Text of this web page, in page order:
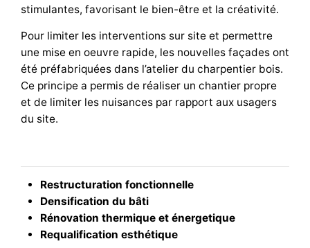
stimulantes, favorisant le bien-être et la créativité.
Pour limiter les interventions sur site et permettre
une mise en oeuvre rapide, les nouvelles façades ont
été préfabriquées dans l’atelier du charpentier bois.
Ce principe a permis de réaliser un chantier propre
et de limiter les nuisances par rapport aux usagers
du site.
Restructuration fonctionnelle
Densification du bâti
Rénovation thermique et énergetique
Requalification esthétique